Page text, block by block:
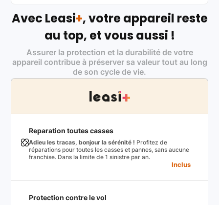
Avec Leasi+, votre appareil reste
au top, et vous aussi !
Assurer la protection et la durabilité de votre
appareil contribue à préserver sa valeur tout au long
de son cycle de vie.
Reparation toutes casses
Adieu les tracas, bonjour la sérénité ! Profitez de
réparations pour toutes les casses et pannes, sans aucune
franchise. Dans la limite de 1 sinistre par an.
Inclus
Protection contre le vol